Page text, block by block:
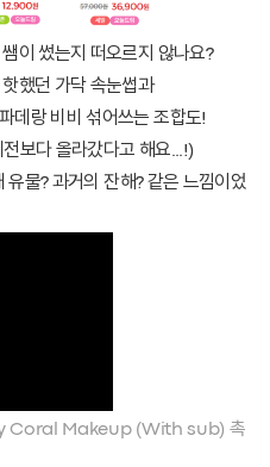
이 썼는지 떠오르지 않나요?
했던 가닥 속눈썹과
데랑 비비 섞어쓰는 조합도!
보다 올라갔다고 해요...!)
물? 과거의 잔해? 같은 느낌이었
Coral Makeup (With sub) 촉